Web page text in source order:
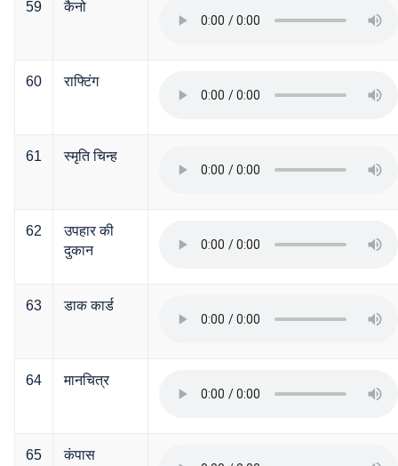
59 कैनो
60 राफ्टिंग
61 स्मृति चिन्ह
62
उपहार की
दुकान
63 डाक कार्ड
64 मानचित्र
65 कंपास